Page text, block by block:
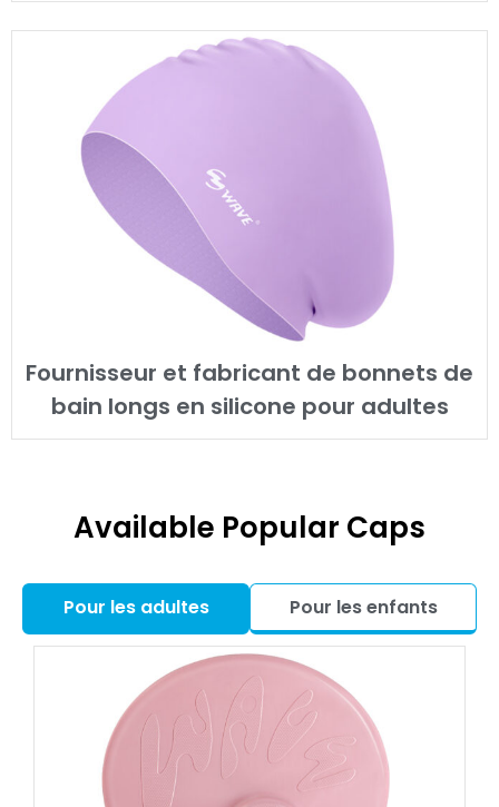
Fournisseur et fabricant de bonnets de
bain longs en silicone pour adultes
Available Popular Caps
Pour les adultes Pour les enfants